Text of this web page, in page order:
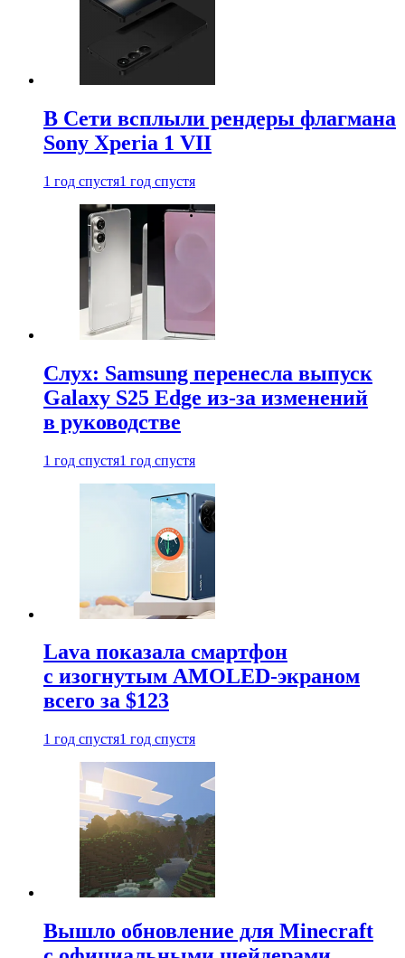
В Сети всплыли рендеры флагмана
Sony Xperia 1 VII
1 год спустя1 год спустя
Слух: Samsung перенесла выпуск
Galaxy S25 Edge из-за изменений
в руководстве
1 год спустя1 год спустя
Lava показала смартфон
с изогнутым AMOLED-экраном
всего за $123
1 год спустя1 год спустя
Вышло обновление для Minecraft